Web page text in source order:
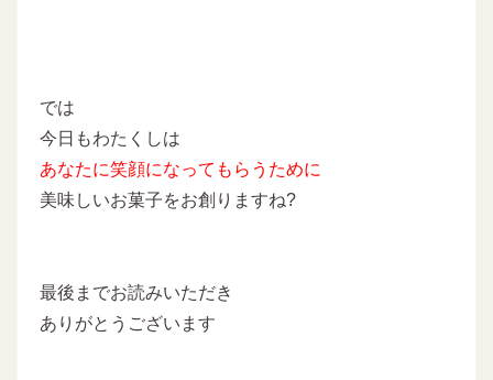
では
今日もわたくしは
あなたに笑顔になってもらうために
美味しいお菓子をお創りますね?
最後までお読みいただき
ありがとうございます